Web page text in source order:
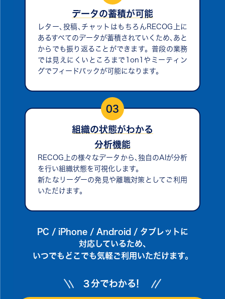
データの蓄積が可能
レター､投稿､チャットはもちろんRECOG上に
あるすべてのデータが蓄積されていくため､あと
からでも振り返ることができます。普段の業務
では見えにくいところまで1on1やミーティン
グでフィードバックが可能になります。
03
組織の状態がわかる
分析機能
RECOG上の様々なデータから､独自のAIが分析
を行い組織状態を可視化します。
新たなリーダーの発見や離職対策としてご利用
いただけます。
PC / iPhone / Android / タブレットに
対応しているため､
いつでもどこでも気軽ご利用いただけます。
３分でわかる!